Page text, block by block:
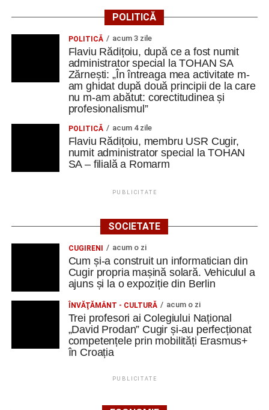
POLITICĂ
POLITICĂ acum 3 zile
Flaviu Rădițoiu, după ce a fost numit
administrator special la TOHAN SA
Zărnești: „În întreaga mea activitate m-
am ghidat după două principii de la care
nu m-am abătut: corectitudinea și
profesionalismul”
POLITICĂ acum 4 zile
Flaviu Rădițoiu, membru USR Cugir,
numit administrator special la TOHAN
SA – filială a Romarm
PUBLICITATE
SOCIETATE
CUGIRENI acum o zi
Cum și-a construit un informatician din
Cugir propria mașină solară. Vehiculul a
ajuns și la o expoziție din Berlin
ÎNVĂŢĂMÂNT - CULTURĂ acum o zi
Trei profesori ai Colegiului Național
„David Prodan” Cugir și-au perfecționat
competențele prin mobilități Erasmus+
în Croația
PUBLICITATE